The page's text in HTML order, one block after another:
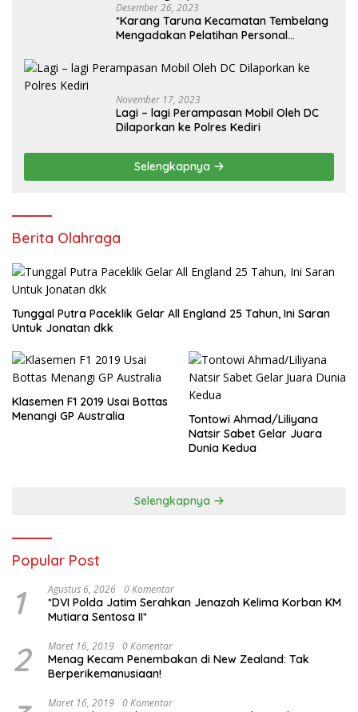
Desember 26, 2023
*Karang Taruna Kecamatan Tembelang
Mengadakan Pelatihan Personal
November 17, 2023
Lagi – lagi Perampasan Mobil Oleh DC
Dilaporkan ke Polres Kediri
Selengkapnya
Berita Olahraga
Tunggal Putra Paceklik Gelar All England 25 Tahun, Ini Saran
Untuk Jonatan dkk
Klasemen F1 2019 Usai Bottas
Menangi GP Australia
Tontowi Ahmad/Liliyana
Natsir Sabet Gelar Juara
Dunia Kedua
Selengkapnya
Popular Post
1 Agustus 6, 2026 0 Komentar
*DVI Polda Jatim Serahkan Jenazah Kelima Korban KM
Mutiara Sentosa II*
2 Maret 16, 2019 0 Komentar
Menag Kecam Penembakan di New Zealand: Tak
Berperikemanusiaan!
Maret 16, 2019 0 Komentar